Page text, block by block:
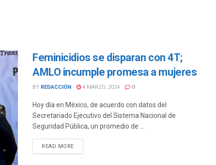
Feminicidios se disparan con 4T;
AMLO incumple promesa a mujeres
BY REDACCIÓN 4 MARZO, 2024 0
Hoy día en México, de acuerdo con datos del
Secretariado Ejecutivo del Sistema Nacional de
Seguridad Pública, un promedio de ...
READ MOREDETAILS